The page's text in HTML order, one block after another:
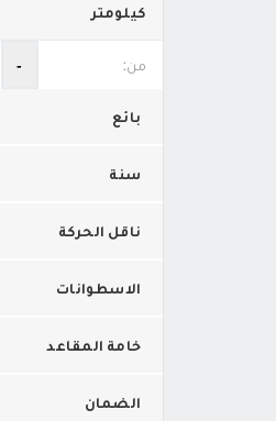
كيلومتر
‐
بائع
سنة
ناقل الحركة
الاسطوانات
خامة المقاعد
الضمان